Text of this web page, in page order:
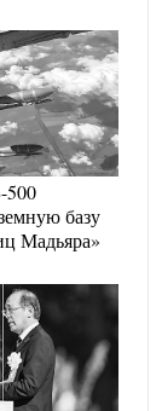
базу
Мадьяра»